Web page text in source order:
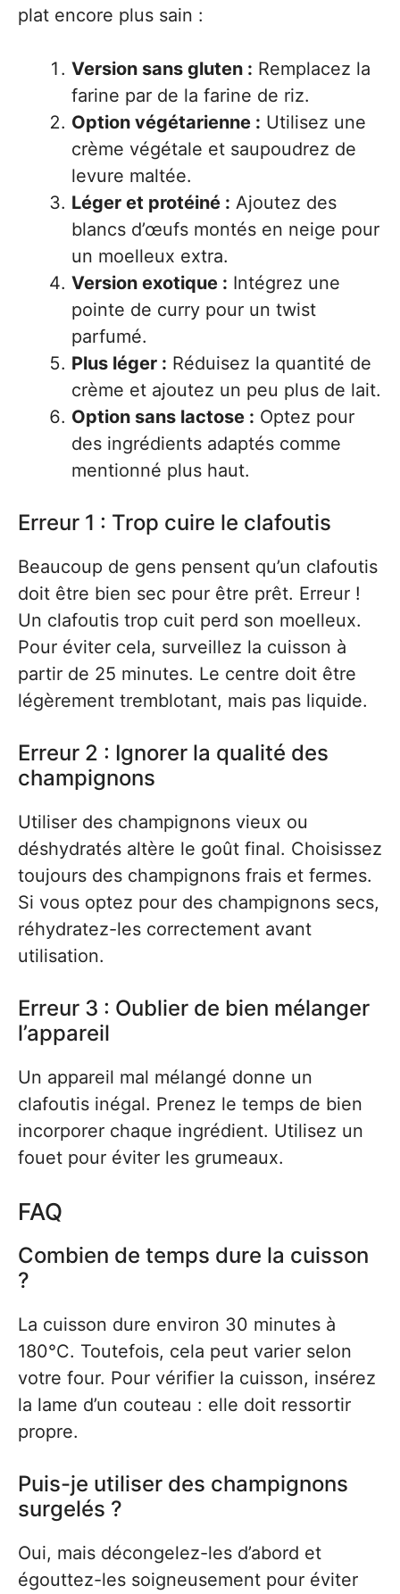
plat encore plus sain :
Version sans gluten : Remplacez la
farine par de la farine de riz.
Option végétarienne : Utilisez une
crème végétale et saupoudrez de
levure maltée.
Léger et protéiné : Ajoutez des
blancs d’œufs montés en neige pour
un moelleux extra.
Version exotique : Intégrez une
pointe de curry pour un twist
parfumé.
Plus léger : Réduisez la quantité de
crème et ajoutez un peu plus de lait.
Option sans lactose : Optez pour
des ingrédients adaptés comme
mentionné plus haut.
Erreur 1 : Trop cuire le clafoutis
Beaucoup de gens pensent qu’un clafoutis
doit être bien sec pour être prêt. Erreur !
Un clafoutis trop cuit perd son moelleux.
Pour éviter cela, surveillez la cuisson à
partir de 25 minutes. Le centre doit être
légèrement tremblotant, mais pas liquide.
Erreur 2 : Ignorer la qualité des
champignons
Utiliser des champignons vieux ou
déshydratés altère le goût final. Choisissez
toujours des champignons frais et fermes.
Si vous optez pour des champignons secs,
réhydratez-les correctement avant
utilisation.
Erreur 3 : Oublier de bien mélanger
l’appareil
Un appareil mal mélangé donne un
clafoutis inégal. Prenez le temps de bien
incorporer chaque ingrédient. Utilisez un
fouet pour éviter les grumeaux.
FAQ
Combien de temps dure la cuisson
?
La cuisson dure environ 30 minutes à
180°C. Toutefois, cela peut varier selon
votre four. Pour vérifier la cuisson, insérez
la lame d’un couteau : elle doit ressortir
propre.
Puis-je utiliser des champignons
surgelés ?
Oui, mais décongelez-les d’abord et
égouttez-les soigneusement pour éviter